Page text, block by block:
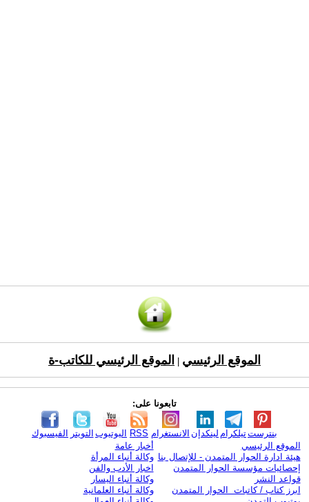
الموقع الرئيسي الموقع الرئيسي للكاتب-ة
تابعونا على:
الفيسبوك التويتر اليوتيوب RSS الانستغرام لينكدإن تيلكرامبنترست
الموقع الرئيسي
هيئة ادارة الحوار المتمدن - للإتصال بنا
إحصائيات مؤسسة الحوار المتمدن
قواعد النشر
ابرز كتاب / كاتبات الحوار المتمدن
أخبار عامة
وكالة أنباء المرأة
اخبار الأدب والفن
وكالة أنباء اليسار
وكالة أنباء العلمانية